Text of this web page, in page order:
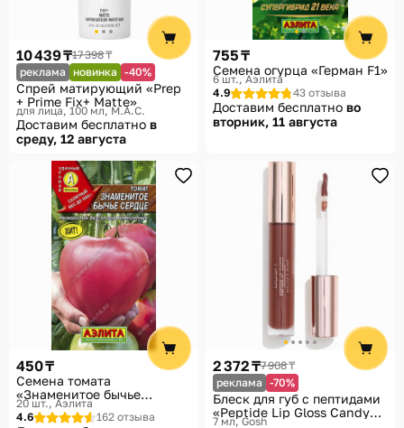
10 439 ₸17 398 ₸
реклама новинка -40%
Спрей матирующий «Prep
+ Prime Fix+ Matte»
для лица, 100 мл M.A.C.
Доставим бесплатно в
среду, 12 августа
755 ₸
Семена огурца «Герман F1»
6 шт. Аэлита
4.9
43 отзыва
Доставим бесплатно во
вторник, 11 августа
450 ₸
Семена томата
«Знаменитое бычье
сердце»
20 шт. Аэлита
4.6
162 отзыва
2 372 ₸7 908 ₸
реклама -70%
Блеск для губ с пептидами
«Peptide Lip Gloss Candy»,
7 мл Gosh